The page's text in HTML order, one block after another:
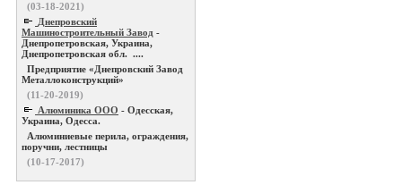
(03-18-2021)
Днепровский
Машиностроительный Завод -
Днепропетровская, Украина,
Днепропетровская обл. ....
Предприятие «Днепровский Завод
Металлоконструкций»
(11-20-2019)
Алюминика ООО - Одесская,
Украина, Одесса.
Алюминиевые перила, ограждения,
поручни, лестницы
(10-17-2017)